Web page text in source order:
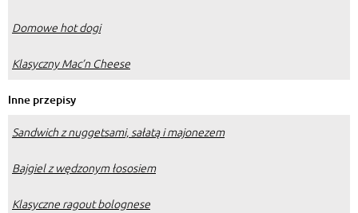
Domowe hot dogi
Klasyczny Mac’n Cheese
Inne przepisy
Sandwich z nuggetsami, sałatą i majonezem
Bajgiel z wędzonym łososiem
Klasyczne ragout bolognese